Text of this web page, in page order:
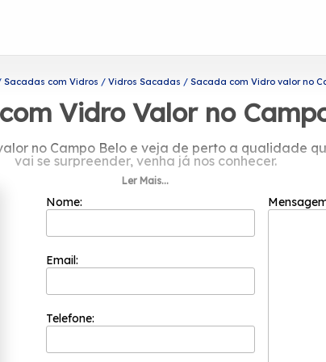
Sacadas com Vidros Vidros Sacadas Sacada com Vidro valor no
Vidro Valor no
no Campo Belo e veja de perto a qualidade
vai se surpreender, venha já nos conhecer.
Vidro valor no Campo Belo, Para encontrar
de produtos e serviços do ramo de
atuar com comprometimento, levando
Ler Mais...
Nome:
Email:
Telefone: